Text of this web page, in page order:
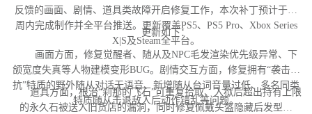
反馈的画面、剧情、道具类故障开启修复工作，本次补丁预计于下
周内完成制作并全平台推送。更新覆盖PS5、PS5 Pro、Xbox Series
X|S及Steam全平台。
更新如下：
画面方面，修复觉醒者、随从及NPC毛发渲染优先级异常、下
颌宽度失真等人物建模变形BUG。剧情交互方面，修复拥有“袭击对
抗”特质的野外随从对话无语音、新增随从台词音量过低、多名同类
特质随从击退敌人后动作错乱等问题。
道具方面，根治“刹那的飞石”可重复拾取、入狱后超出持有上限
的永久石被送入旧货店的漏洞，同时修复佩戴头盔隐藏后发型异